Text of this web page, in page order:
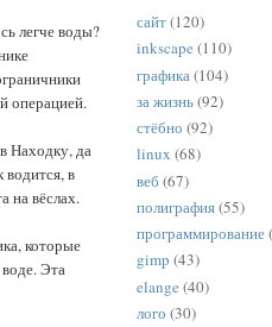
легче воды?
операцией.
Находку, да
водится, в
на вёслах.
которые
Эта
сайт(120)
inkscape (110)
графика(104)
за жизнь(92)
стёбно (92)
linux (68)
веб (67)
полиграфия(55)
программирование
gimp (43)
elange (40)
лого (30)